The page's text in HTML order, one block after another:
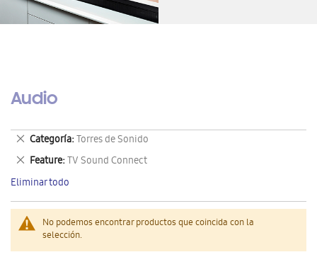
Audio
No podemos encontrar productos que coincida con la
selección.
Categoría Torres de Sonido
Eliminar
este
artículo
Feature TV Sound Connect
Eliminar
este
artículo
Eliminar todo